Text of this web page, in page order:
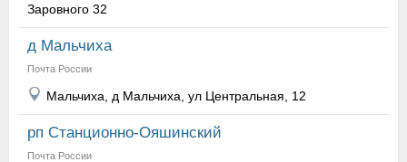
Заровного 32
д Мальчиха
Почта России
Мальчиха, д Мальчиха, ул Центральная, 12
рп Станционно-Ояшинский
Почта России